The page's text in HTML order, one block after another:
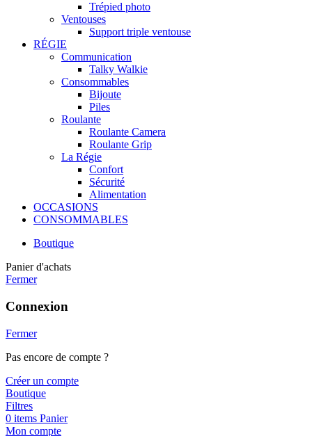
Trépied photo
Ventouses
Support triple ventouse
RÉGIE
Communication
Talky Walkie
Consommables
Bijoute
Piles
Roulante
Roulante Camera
Roulante Grip
La Régie
Confort
Sécurité
Alimentation
OCCASIONS
CONSOMMABLES
Boutique
Panier d'achats
Fermer
Connexion
Fermer
Pas encore de compte ?
Créer un compte
Boutique
Filtres
0 items Panier
Mon compte